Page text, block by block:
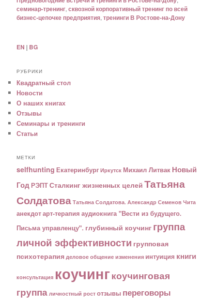
семинар-тренинг,сквозной корпоративный тренинг по всей
бизнес-цепочке предприятия,тренинги В Ростове-на-Дону
EN | BG
РУБРИКИ
Квадратный стол
Новости
О наших книгах
Отзывы
Семинары и тренинги
Статьи
МЕТКИ
selfhunting Екатеринбург Иркутск Михаил Литвак Новый
Год РЭПТСталкинг жизненных целей Татьяна
Солдатова Татьяна Солдатова. Александр Семенов Чита
анекдотарт-терапия аудиокнига "Вести из будущего.
Письма управленцу". глубинный коучинг группа
личной эффективности групповая
психотерапия деловое общение изменения интуиция книги
консультация коучингкоучинговая
группа личностный рост отзывы переговоры